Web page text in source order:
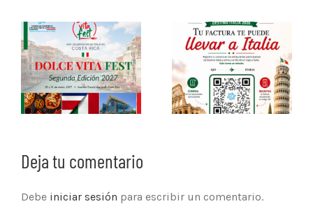
Deja tu comentario
Debe iniciar sesión para escribir un comentario.